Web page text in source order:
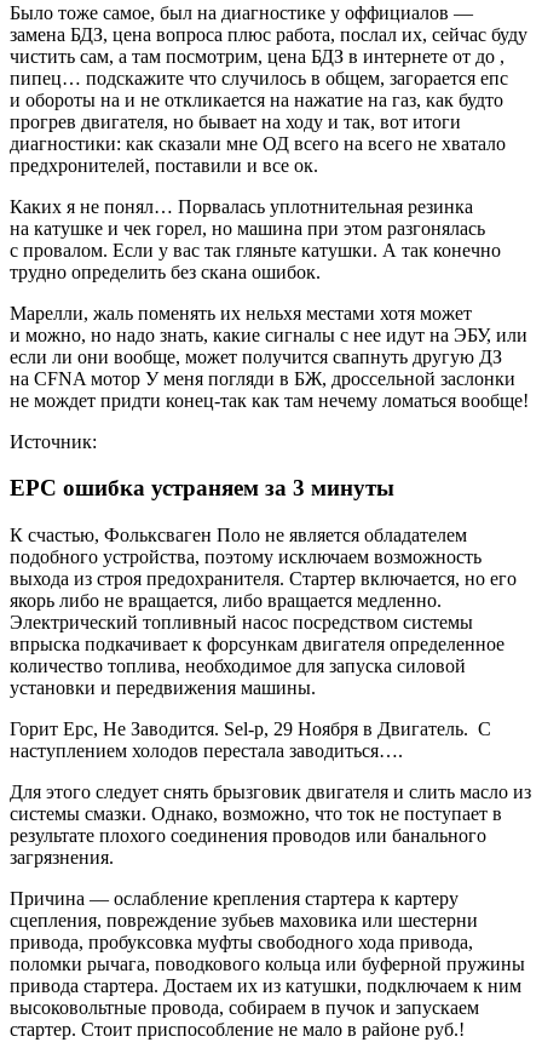
Было тоже самое, был на диагностике у оффициалов —
замена БДЗ, цена вопроса плюс работа, послал их, сейчас буду
чистить сам, а там посмотрим, цена БДЗ в интернете от до ,
пипец… подскажите что случилось в общем, загорается епс
и обороты на и не откликается на нажатие на газ, как будто
прогрев двигателя, но бывает на ходу и так, вот итоги
диагностики: как сказали мне ОД всего на всего не хватало
предхронителей, поставили и все ок.
Каких я не понял… Порвалась уплотнительная резинка
на катушке и чек горел, но машина при этом разгонялась
с провалом. Если у вас так гляньте катушки. А так конечно
трудно определить без скана ошибок.
Марелли, жаль поменять их нельхя местами хотя может
и можно, но надо знать, какие сигналы с нее идут на ЭБУ, или
если ли они вообще, может получится свапнуть другую ДЗ
на CFNA мотор У меня погляди в БЖ, дроссельной заслонки
не мождет придти конец-так как там нечему ломаться вообще!
Источник:
EPC ошибка устраняем за 3 минуты
К счастью, Фольксваген Поло не является обладателем
подобного устройства, поэтому исключаем возможность
выхода из строя предохранителя. Стартер включается, но его
якорь либо не вращается, либо вращается медленно.
Электрический топливный насос посредством системы
впрыска подкачивает к форсункам двигателя определенное
количество топлива, необходимое для запуска силовой
установки и передвижения машины.
Горит Epc, Не Заводится. Sel-p, 29 Ноября в Двигатель. С
наступлением холодов перестала заводиться….
Для этого следует снять брызговик двигателя и слить масло из
системы смазки. Однако, возможно, что ток не поступает в
результате плохого соединения проводов или банального
загрязнения.
Причина — ослабление крепления стартера к картеру
сцепления, повреждение зубьев маховика или шестерни
привода, пробуксовка муфты свободного хода привода,
поломки рычага, поводкового кольца или буферной пружины
привода стартера. Достаем их из катушки, подключаем к ним
высоковольтные провода, собираем в пучок и запускаем
стартер. Стоит приспособление не мало в районе руб.!